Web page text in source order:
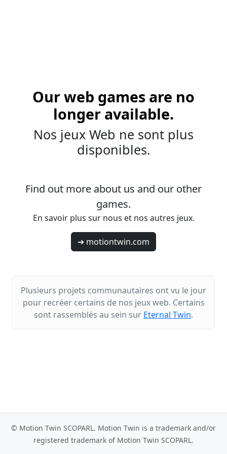
Our web games are no
longer available.
Nos jeux Web ne sont plus
disponibles.
Find out more about us and our other
games.
En savoir plus sur nous et nos autres jeux.
➔ motiontwin.com
Plusieurs projets communautaires ont vu le jour
pour recréer certains de nos jeux web. Certains
sont rassemblés au sein sur Eternal Twin.
© Motion Twin SCOPARL. Motion Twin is a trademark and/or
registered trademark of Motion Twin SCOPARL.